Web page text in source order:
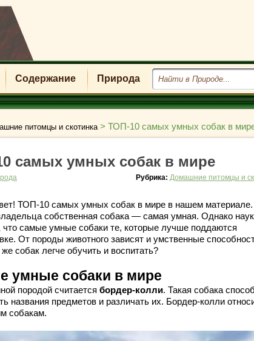
Содержание Природа
питомцы и скотинка > ТОП-10 самых умных собак в
самых умных собак в мире
Рубрика: Домашние питомцы и
ТОП-10 самых умных собак в мире в нашем
собственная собака — самая умная. Однако
что самые умные собаки те, которые лучше поддаются
От породы животного зависят и умственные
же собак легче обучить и воспитать?
умные собаки в мире
породой считается бордер-колли. Такая собака
названия предметов и различать их. Бордер-колли
собакам.